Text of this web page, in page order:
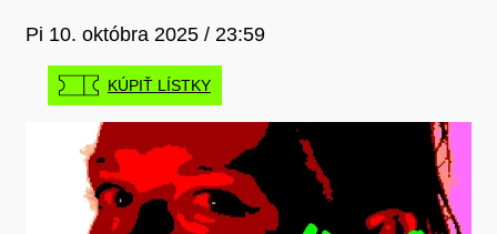
Pi 10. októbra 2025 / 23:59
KÚPIŤ LÍSTKY